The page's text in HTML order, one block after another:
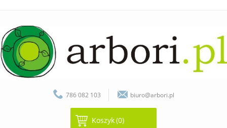
786 082 103 biuro@arbori.pl
Koszyk(0)